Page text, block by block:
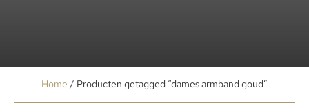
Home / Producten getagged “dames armband goud”